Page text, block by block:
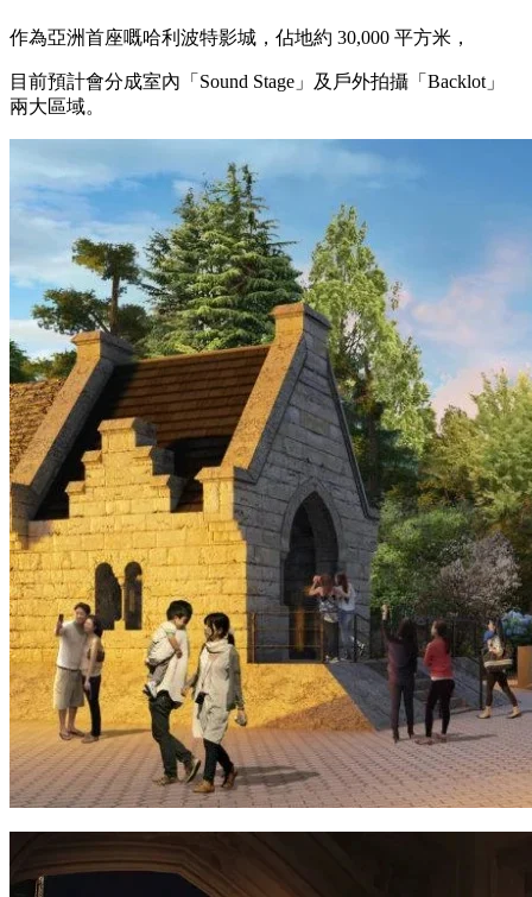
作為亞洲首座嘅哈利波特影城，佔地約 30,000 平方米，
目前預計會分成室內「Sound Stage」及戶外拍攝「Backlot」
兩大區域。